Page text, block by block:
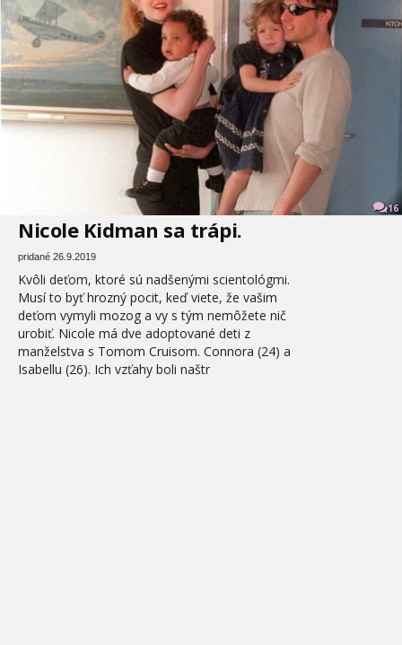
16
Nicole Kidman sa trápi.
pridané 26.9.2019
Kvôli deťom, ktoré sú nadšenými scientológmi.
Musí to byť hrozný pocit, keď viete, že vašim
deťom vymyli mozog a vy s tým nemôžete nič
urobiť. Nicole má dve adoptované deti z
manželstva s Tomom Cruisom. Connora (24) a
Isabellu (26). Ich vzťahy boli naštr